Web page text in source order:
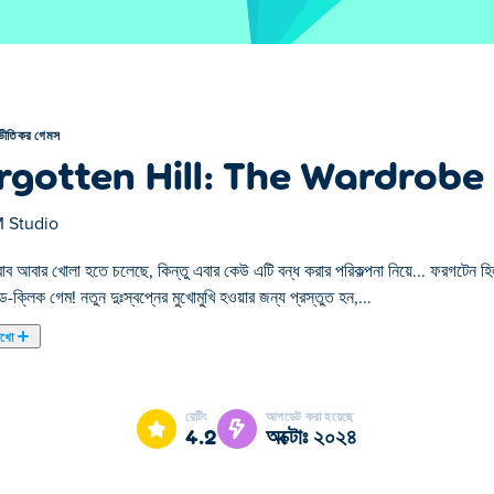
গেমস
Hill: The Wardrobe
Studio
আবার খোলা হতে চলেছে, কিন্তু এবার কেউ এটি বন্ধ করার পরিকল্পনা নিয়ে... ফরগটেন
ক্লিক গেম! নতুন দুঃস্বপ্নের মুখোমুখি হওয়ার জন্য প্রস্তুত হন,...
করার পরিকল্পনা নিয়ে... ফরগটেন হিল: ওয়ারড্রোব 5 হল ওয়ারড্রোব সিরিজের সর্বশেষ
পর্যন্ত পোশাকের ভয়াবহতা থামাতে সক্ষম হবেন? এবং সর্বোপরি, আপনি কি বেঁচে
রেটিং
4.2
আপডেট করা হয়েছে
অক্টোঃ ২০২৪